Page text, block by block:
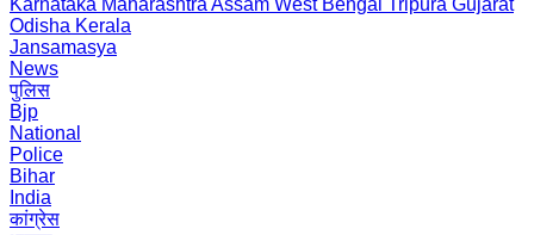
Karnataka Maharashtra Assam West Bengal Tripura Gujarat
Odisha Kerala
Jansamasya
News
पुलिस
Bjp
National
Police
Bihar
India
कांग्रेस